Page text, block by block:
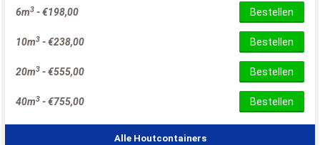
6m3 -€198,00 Bestellen
10m3 -€238,00 Bestellen
20m3 -€555,00 Bestellen
40m3 -€755,00 Bestellen
Alle Houtcontainers